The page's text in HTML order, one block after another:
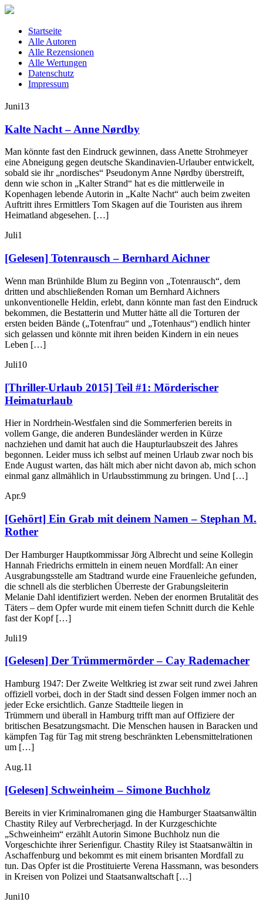
Startseite
Alle Autoren
Alle Rezensionen
Alle Wertungen
Datenschutz
Impressum
Juni13
Kalte Nacht – Anne Nørdby
Man könnte fast den Eindruck gewinnen, dass Anette Strohmeyer
eine Abneigung gegen deutsche Skandinavien-Urlauber entwickelt,
sobald sie ihr „nordisches“ Pseudonym Anne Nørdby überstreift,
denn wie schon in „Kalter Strand“ hat es die mittlerweile in
Kopenhagen lebende Autorin in „Kalte Nacht“ auch beim zweiten
Auftritt ihres Ermittlers Tom Skagen auf die Touristen aus ihrem
Heimatland abgesehen. […]
Juli1
[Gelesen] Totenrausch – Bernhard Aichner
Wenn man Brünhilde Blum zu Beginn von „Totenrausch“, dem
dritten und abschließenden Roman um Bernhard Aichners
unkonventionelle Heldin, erlebt, dann könnte man fast den Eindruck
bekommen, die Bestatterin und Mutter hätte all die Torturen der
ersten beiden Bände („Totenfrau“ und „Totenhaus“) endlich hinter
sich gelassen und könnte mit ihren beiden Kindern in ein neues
Leben […]
Juli10
[Thriller-Urlaub 2015] Teil #1: Mörderischer
Heimaturlaub
Hier in Nordrhein-Westfalen sind die Sommerferien bereits in
vollem Gange, die anderen Bundesländer werden in Kürze
nachziehen und damit hat auch die Haupturlaubszeit des Jahres
begonnen. Leider muss ich selbst auf meinen Urlaub zwar noch bis
Ende August warten, das hält mich aber nicht davon ab, mich schon
einmal ganz allmählich in Urlaubsstimmung zu bringen. Und […]
Apr.9
[Gehört] Ein Grab mit deinem Namen – Stephan M.
Rother
Der Hamburger Hauptkommissar Jörg Albrecht und seine Kollegin
Hannah Friedrichs ermitteln in einem neuen Mordfall: An einer
Ausgrabungsstelle am Stadtrand wurde eine Frauenleiche gefunden,
die schnell als die sterblichen Überreste der Grabungsleiterin
Melanie Dahl identifiziert werden. Neben der enormen Brutalität des
Täters – dem Opfer wurde mit einem tiefen Schnitt durch die Kehle
fast der Kopf […]
Juli19
[Gelesen] Der Trümmermörder – Cay Rademacher
Hamburg 1947: Der Zweite Weltkrieg ist zwar seit rund zwei Jahren
offiziell vorbei, doch in der Stadt sind dessen Folgen immer noch an
jeder Ecke ersichtlich. Ganze Stadtteile liegen in
Trümmern und überall in Hamburg trifft man auf Offiziere der
britischen Besatzungsmacht. Die Menschen hausen in Baracken und
kämpfen Tag für Tag mit streng beschränkten Lebensmittelrationen
um […]
Aug.11
[Gelesen] Schweinheim – Simone Buchholz
Bereits in vier Kriminalromanen ging die Hamburger Staatsanwältin
Chastity Riley auf Verbrecherjagd. In der Kurzgeschichte
„Schweinheim“ erzählt Autorin Simone Buchholz nun die
Vorgeschichte ihrer Serienfigur. Chastity Riley ist Staatsanwältin in
Aschaffenburg und bekommt es mit einem brisanten Mordfall zu
tun. Das Opfer ist die Prostituierte Verena Hassmann, was besonders
in Kreisen von Polizei und Staatsanwaltschaft […]
Juni10